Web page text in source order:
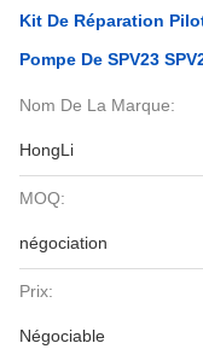
Kit De Réparation
Pompe De SPV23
Nom De La Marque:
HongLi
MOQ:
négociation
Prix:
Négociable